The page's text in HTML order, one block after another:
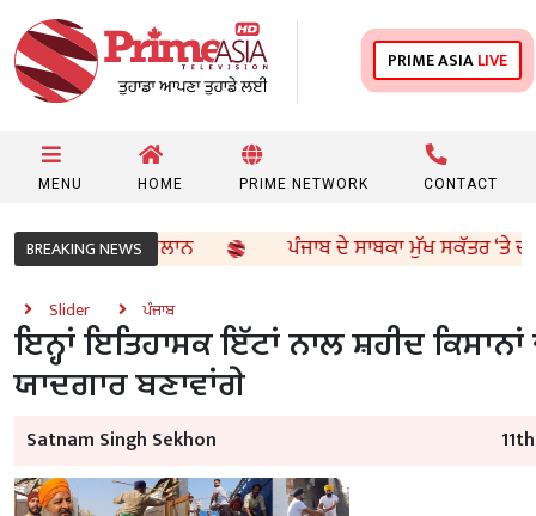
PRIME ASIALIVE
MENU HOME PRIME NETWORK CONTACT
BREAKING NEWS
ਨਿਵੇਸ਼ ਦਾ ਐਲਾਨ ਪੰਜਾਬ ਦੇ ਸਾਬਕਾ ਮੁੱਖ ਸਕੱਤਰ ‘ਤੇ
Slider ਪੰਜਾਬ
ਇਨ੍ਹਾਂ ਇਤਿਹਾਸਕ ਇੱਟਾਂ ਨਾਲ ਸ਼ਹੀਦ ਕਿਸਾਨਾਂ
ਯਾਦਗਾਰ ਬਣਾਵਾਂਗੇ
Satnam Singh Sekhon